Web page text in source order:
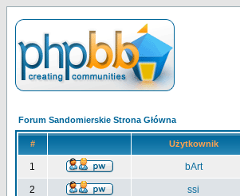
Forum Sandomierskie Strona Główna
# Użytkownik
1 bArt
2 ssi